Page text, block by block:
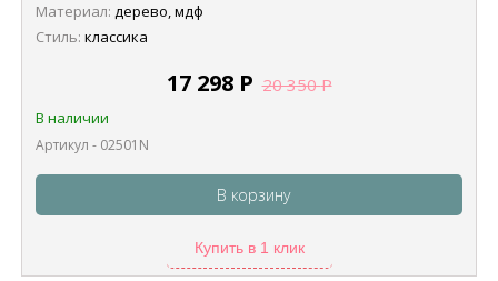
Материал: дерево, мдф
Стиль: классика
17 298 Р 20 350Р
В наличии
Артикул - 02501N
В корзину
Купить в 1 клик